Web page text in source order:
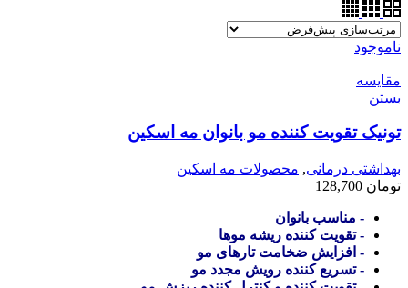
ناموجود
مقایسه
بستن
تونیک تقویت کننده مو بانوان مه اسکین
بهداشتی درمانی, محصولات مه اسکین
تومان
- مناسب بانوان
- تقویت کننده ریشه موها
- افزایش ضخامت تارهای مو
- تسریع کننده رویش مجدد مو